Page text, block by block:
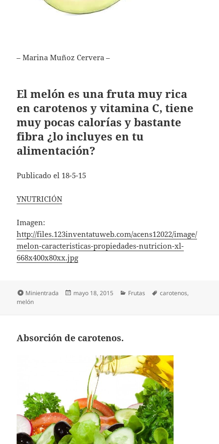
– Marina Muñoz Cervera –
El melón es una fruta muy rica
en carotenos y vitamina C, tiene
muy pocas calorías y bastante
fibra ¿lo incluyes en tu
alimentación?
Publicado el 18-5-15
YNUTRICIÓN
Imagen:
http://files.123inventatuweb.com/acens12022/image/
melon-caracteristicas-propiedades-nutricion-xl-
668x400x80xx.jpg
Formato
Minientrada
Publicado
mayo 18, 2015 Categorías
Frutas Etiquetas
carotenos,
melón
Absorción de carotenos.